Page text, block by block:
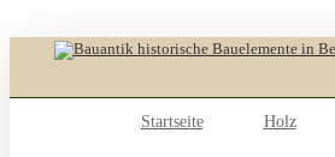
content
Startseite
Holz